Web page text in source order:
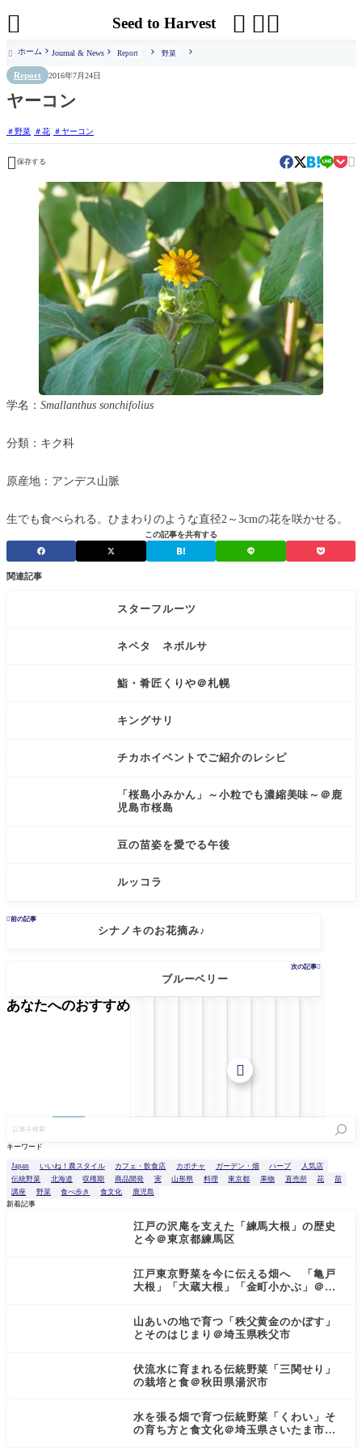
Seed to Harvest  

 ホーム Journal & News Report 野菜
Report 2016年7月24日
ヤーコン
野菜 花 ヤーコン
 保存する 
学名： Smallanthus sonchifolius
分類：キク科
原産地：アンデス山脈
生でも食べられる。ひまわりのような直径2～3cmの花を咲かせる。
この記事を共有する
関連記事
スターフルーツ
ネペタ ネボルサ
鮨・肴匠くりや＠札幌
キングサリ
チカホイベントでご紹介のレシピ
「桜島小みかん」～小粒でも濃縮美味～＠鹿
児島市桜島
豆の苗姿を愛でる午後
ルッコラ
前の記事
シナノキのお花摘み♪
次の記事
ブルーベリー
を
索
キーワード
Japan いいね！農スタイル カフェ・飲食店 カボチャ ガーデン・畑 ハーブ
人気店
伝統野菜
北海道 収穫期 商品開発 実 山形県 料理 東京都 果物 直売所 花
苗
講座
野菜 食べ歩き 食文化
鹿児島
新着記事
江戸の沢庵を支えた「練馬大根」の歴史
と今＠東京都練馬区
江戸東京野菜を今に伝える畑へ 「亀戸
大根」「大蔵大根」「金町小かぶ」＠東
山あいの地で育つ「秩父黄金のかぼす」
とそのはじまり＠埼玉県秩父市
伏流水に育まれる伝統野菜「三関せり」
の栽培と食＠秋田県湯沢市
水を張る畑で育つ伝統野菜「くわい」そ
の育ち方と食文化＠埼玉県さいたま市見
あなたへのおすすめ
